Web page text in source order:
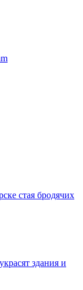
стая бродячих
здания и